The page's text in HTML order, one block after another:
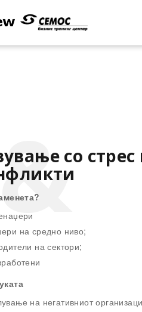
со
на средно ниво;
на сектори;
на негативниот